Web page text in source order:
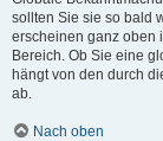
sollten Sie sie so bald
erscheinen ganz oben
Bereich. Ob Sie eine
hängt von den durch
ab.
Nach oben